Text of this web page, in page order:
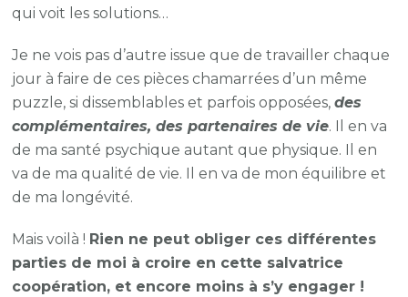
qui voit les solutions…
Je ne vois pas d’autre issue que de travailler chaque
jour à faire de ces pièces chamarrées d’un même
puzzle, si dissemblables et parfois opposées,des
complémentaires, des partenaires de vie. Il en va
de ma santé psychique autant que physique. Il en
va de ma qualité de vie. Il en va de mon équilibre et
de ma longévité.
Mais voilà ! Rien ne peut obliger ces différentes
parties de moi à croire en cette salvatrice
coopération, et encore moins à s’y engager !